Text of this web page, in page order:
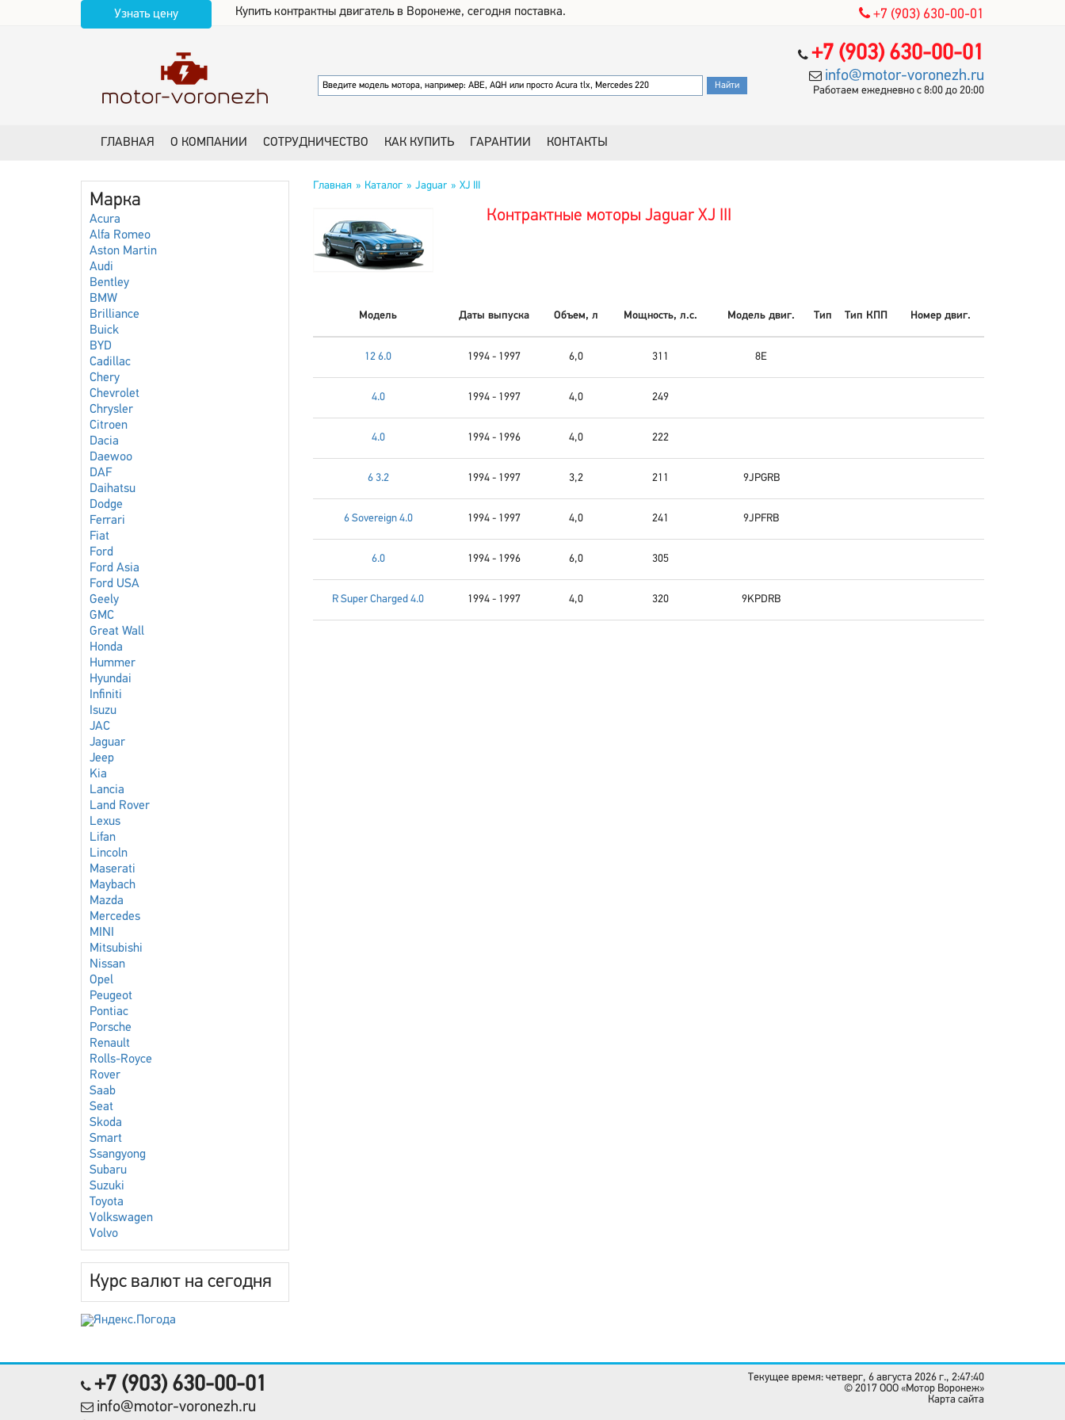
Узнать цену Купить контрактны двигатель в Воронеже, сегодня поставка. +7 (903) 630-00-01
+7 (903) 630-00-01
info@motor-voronezh.ru
Работаем ежедневно с 8:00 до 20:00
ГЛАВНАЯ О КОМПАНИИ СОТРУДНИЧЕСТВО КАК КУПИТЬ ГАРАНТИИ КОНТАКТЫ
Марка
Acura
Alfa Romeo
Aston Martin
Audi
Bentley
BMW
Brilliance
Buick
BYD
Cadillac
Chery
Chevrolet
Chrysler
Citroen
Dacia
Daewoo
DAF
Daihatsu
Dodge
Ferrari
Fiat
Ford
Ford Asia
Ford USA
Geely
GMC
Great Wall
Honda
Hummer
Hyundai
Infiniti
Isuzu
JAC
Jaguar
Jeep
Kia
Lancia
Land Rover
Lexus
Lifan
Lincoln
Maserati
Maybach
Mazda
Mercedes
MINI
Mitsubishi
Nissan
Opel
Peugeot
Pontiac
Porsche
Renault
Rolls-Royce
Rover
Saab
Seat
Skoda
Smart
Ssangyong
Subaru
Suzuki
Toyota
Volkswagen
Volvo
Курс валют на сегодня
Главная Каталог Jaguar XJ III
Контрактные моторы Jaguar XJ III
Модель Даты выпуска Объем, л Мощность, л.с. Модель двиг. Тип Тип КПП Номер двиг.
12 6.0 1994 - 1997 6,0 311 8E
4.0 1994 - 1997 4,0 249
4.0 1994 - 1996 4,0 222
6 3.2 1994 - 1997 3,2 211 9JPGRB
6 Sovereign 4.0 1994 - 1997 4,0 241 9JPFRB
6.0 1994 - 1996 6,0 305
R Super Charged 4.0 1994 - 1997 4,0 320 9KPDRB
+7 (903) 630-00-01
info@motor-voronezh.ru
Текущее время: четверг, 6 августа 2026 г., 2:47:40
© 2017 OOO «Мотор Воронеж»
Карта сайта